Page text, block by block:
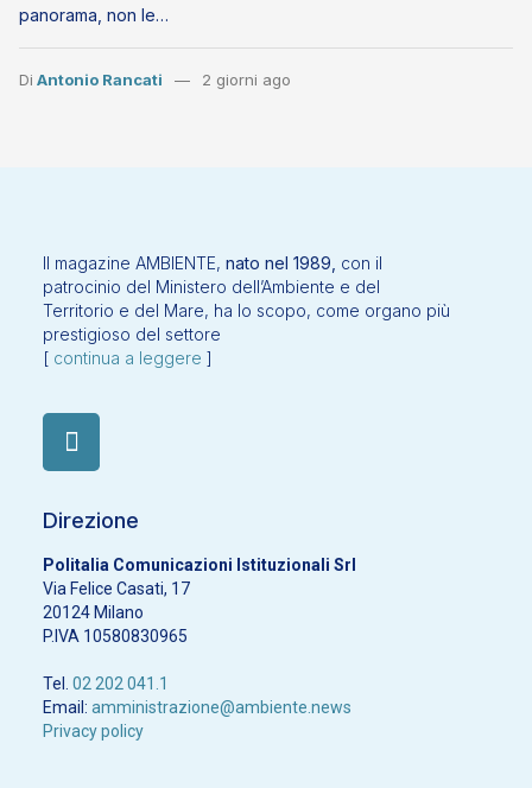
panorama, non le…
Di Antonio Rancati 2 giorni ago
Il magazine AMBIENTE, nato nel 1989, con il
patrocinio del Ministero dell’Ambiente e del
Territorio e del Mare, ha lo scopo, come organo più
prestigioso del settore
[ continua a leggere ]
Direzione
Politalia Comunicazioni Istituzionali Srl
Via Felice Casati, 17
20124 Milano
P.IVA 10580830965
Tel. 02 202 041.1
Email: amministrazione@ambiente.news
Privacy policy